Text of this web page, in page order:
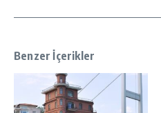
Benzer İçerikler